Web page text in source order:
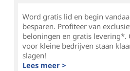
Word gratis lid en begin
besparen. Profiteer van
beloningen en gratis levering*.
voor kleine bedrijven staan
slagen!
Lees meer >